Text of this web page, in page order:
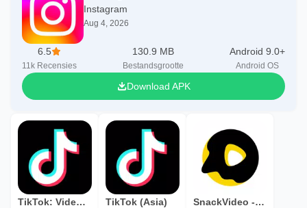
Instagram
Aug 4, 2026
6.5
11k Recensies
130.9 MB
Bestandsgrootte
Android 9.0+
Android OS
Download APK
TikTok: Video's & Muziek TikTok (Asia) SnackVideo - Video & Live Show